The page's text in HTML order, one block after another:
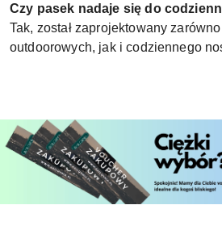
Czy pasek nadaje się do
Tak, został zaprojektowany
outdoorowych, jak i codziennego